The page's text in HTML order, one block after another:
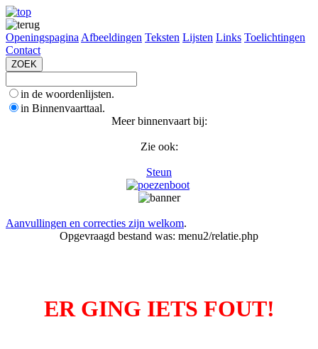
Openingspagina Afbeeldingen Teksten Lijsten Links Toelichtingen
Contact
in de woordenlijsten.
in Binnenvaarttaal.
Meer binnenvaart bij:
Zie ook:
Steun
Aanvullingen en correcties zijn welkom.
Opgevraagd bestand was: menu2/relatie.php
ER GING IETS FOUT!